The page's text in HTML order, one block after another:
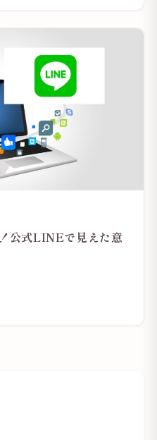
公式LINEで見えた意